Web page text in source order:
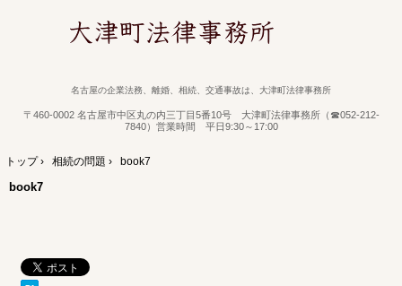
名古屋の企業法務、離婚、相続、交通事故は、大津町法律事務所
〒460-0002 名古屋市中区丸の内三丁目5番10号 大津町法律事務所（☎052-212-
7840）営業時間 平日9:30～17:00
トップ› 相続の問題 › book7
book7